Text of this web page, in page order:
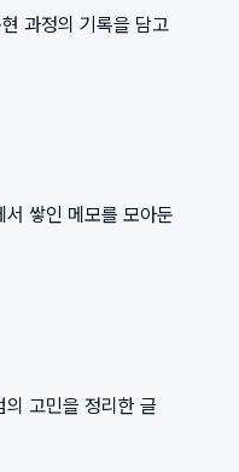
과정의 기록을 담고
쌓인 메모를 모아둔
고민을 정리한 글